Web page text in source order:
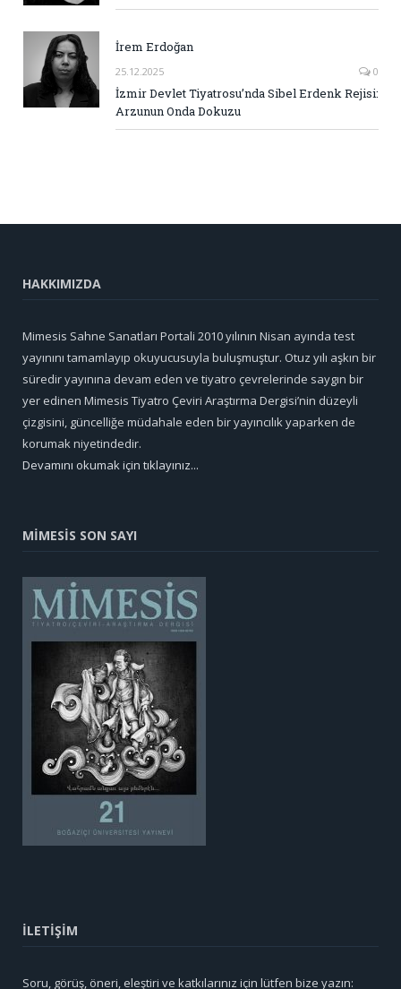
İrem Erdoğan
25.12.2025 0
İzmir Devlet Tiyatrosu’nda Sibel Erdenk Rejisi:
Arzunun Onda Dokuzu
HAKKIMIZDA
Mimesis Sahne Sanatları Portali 2010 yılının Nisan ayında test
yayınını tamamlayıp okuyucusuyla buluşmuştur. Otuz yılı aşkın bir
süredir yayınına devam eden ve tiyatro çevrelerinde saygın bir
yer edinen Mimesis Tiyatro Çeviri Araştırma Dergisi’nin düzeyli
çizgisini, güncelliğe müdahale eden bir yayıncılık yaparken de
korumak niyetindedir.
Devamını okumak için tıklayınız...
MİMESİS SON SAYI
İLETİŞİM
Soru, görüş, öneri, eleştiri ve katkılarınız için lütfen bize yazın: